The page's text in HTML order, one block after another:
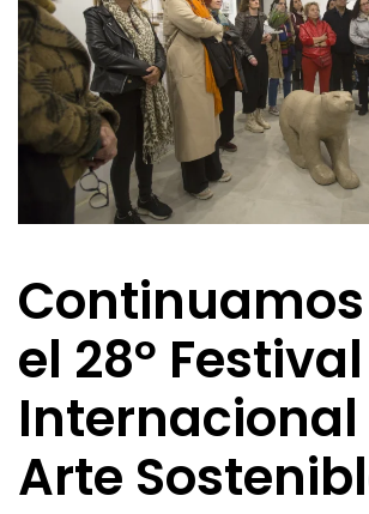
el 28º Festival
Internacional
Arte